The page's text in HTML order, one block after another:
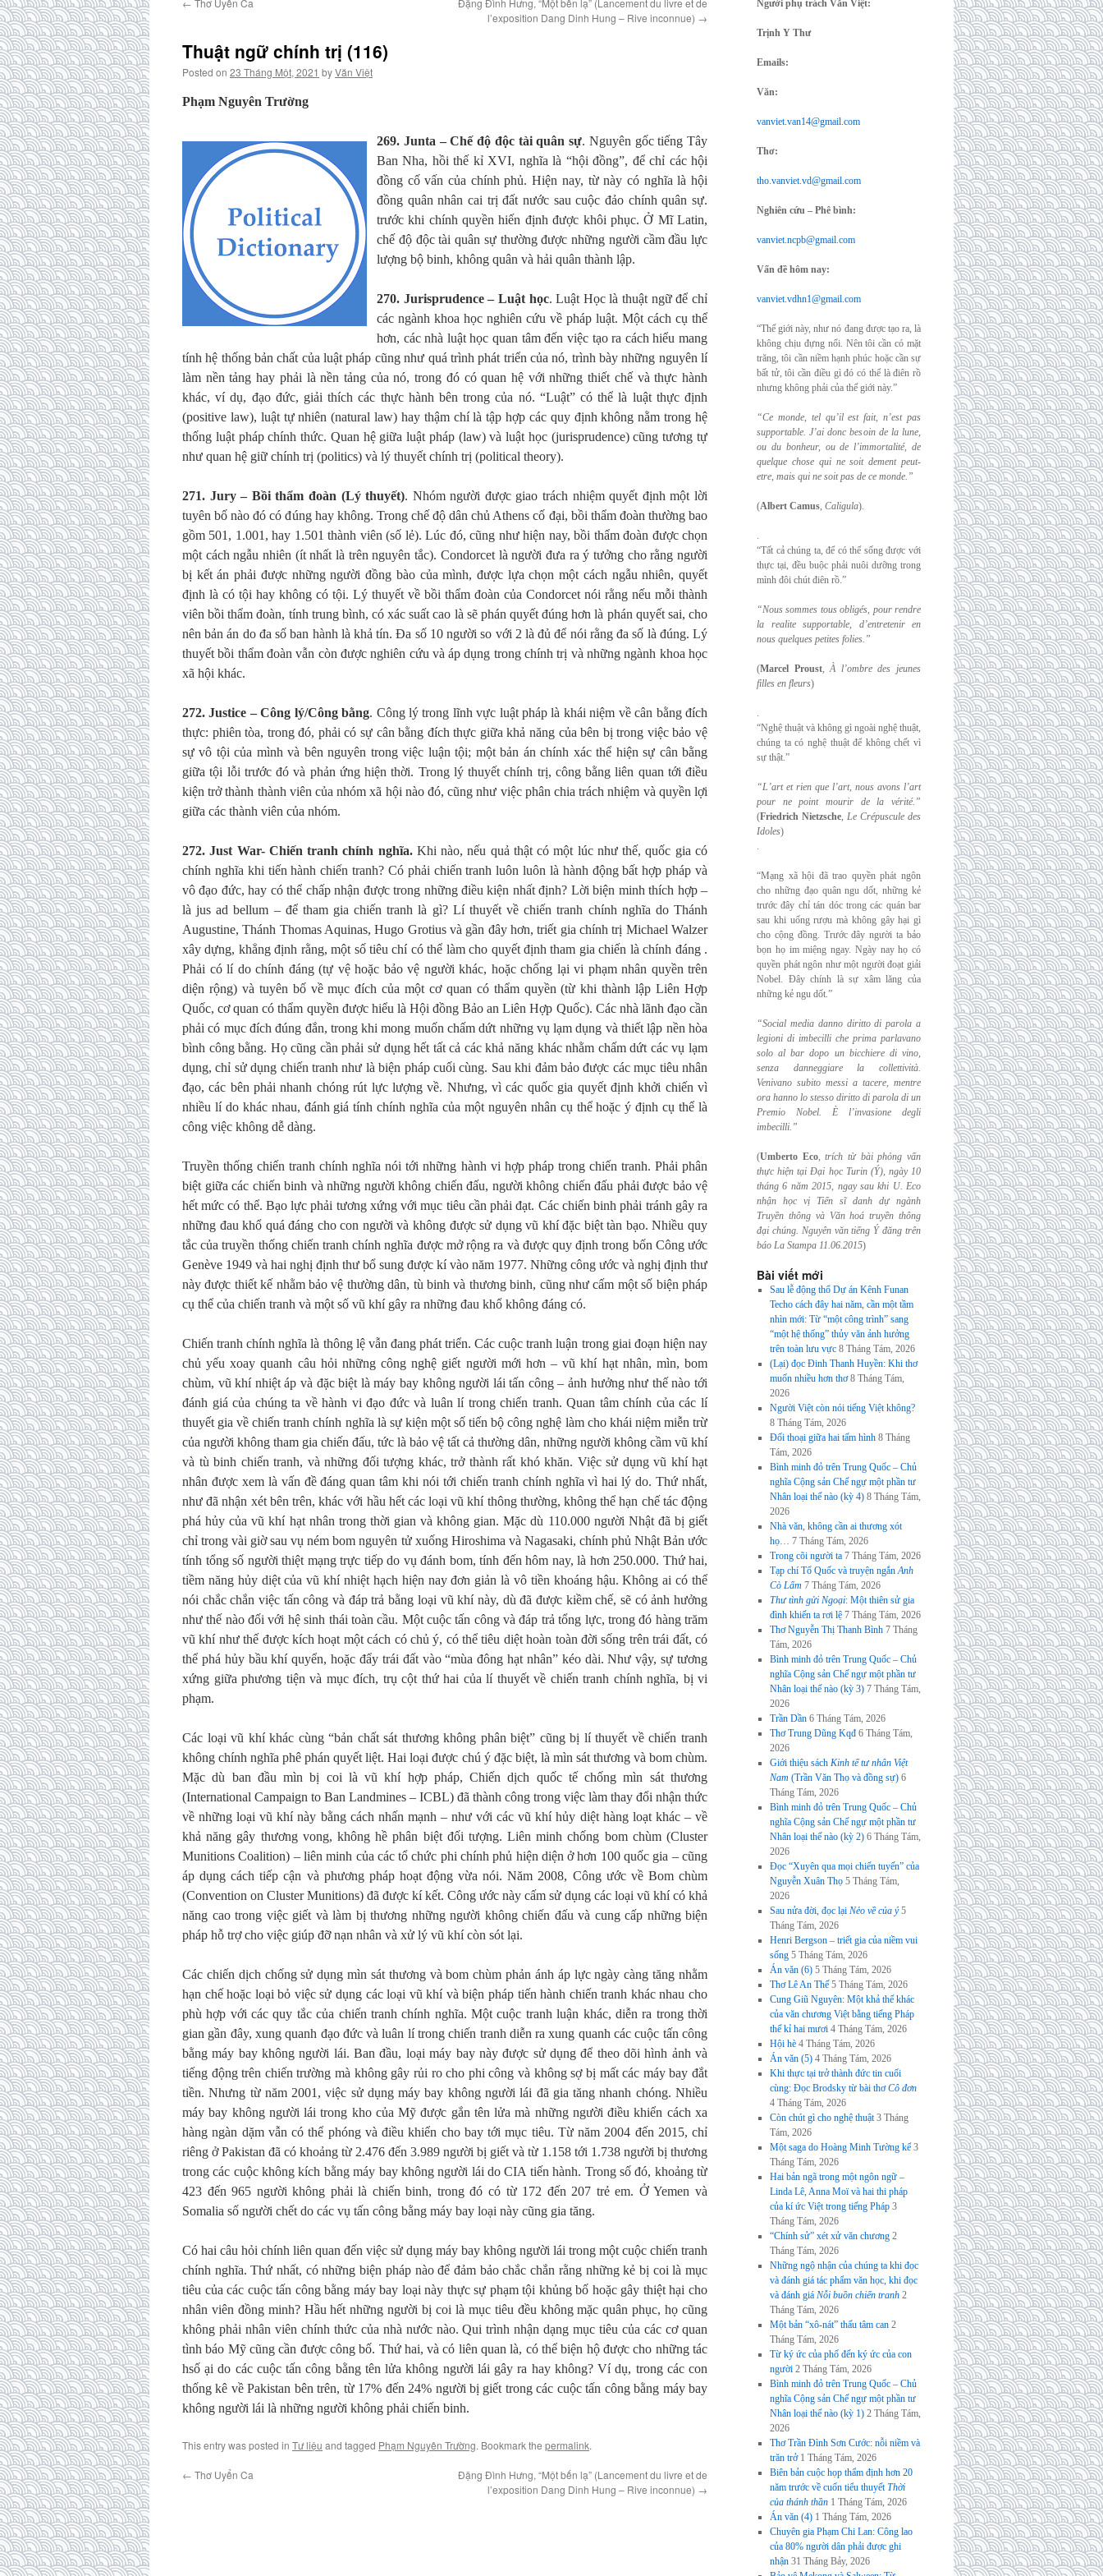
← Thơ Uyển Ca
Đặng Đình Hưng, “Một bến lạ” (Lancement du livre et de
l’exposition Dang Dinh Hung – Rive inconnue) →
Thuật ngữ chính trị (116)
Posted on 23 Tháng Một, 2021 byVăn Việt
Phạm Nguyên Trường
269. Junta – Chế độ độc tài quân sự. Nguyên gốc tiếng Tây
Ban Nha, hồi thế kỉ XVI, nghĩa là “hội đồng”, để chỉ các hội
đồng cố vấn của chính phủ. Hiện nay, từ này có nghĩa là hội
đồng quân nhân cai trị đất nước sau cuộc đảo chính quân sự.
trước khi chính quyền hiến định được khôi phục. Ở Mĩ Latin,
chế độ độc tài quân sự thường được những người cầm đầu lực
lượng bộ binh, không quân và hải quân thành lập.
270. Jurisprudence – Luật học. Luật Học là thuật ngữ để chỉ
các ngành khoa học nghiên cứu về pháp luật. Một cách cụ thể
hơn, các nhà luật học quan tâm đến việc tạo ra cách hiểu mang
tính hệ thống bản chất của luật pháp cũng như quá trình phát triển của nó, trình bày những nguyên lí
làm nền tảng hay phải là nền tảng của nó, trong đó có quan hệ với những thiết chế và thực hành
khác, ví dụ, đạo đức, giải thích các thực hành bên trong của nó. “Luật” có thể là luật thực định
(positive law), luật tự nhiên (natural law) hay thậm chí là tập hợp các quy định không nằm trong hệ
thống luật pháp chính thức. Quan hệ giữa luật pháp (law) và luật học (jurisprudence) cũng tương tự
như quan hệ giữ chính trị (politics) và lý thuyết chính trị (political theory).
271. Jury – Bồi thẩm đoàn (Lý thuyết). Nhóm người được giao trách nhiệm quyết định một lời
tuyên bố nào đó có đúng hay không. Trong chế độ dân chủ Athens cố đại, bồi thẩm đoàn thường bao
gồm 501, 1.001, hay 1.501 thành viên (số lẻ). Lúc đó, cũng như hiện nay, bồi thẩm đoàn được chọn
một cách ngẫu nhiên (ít nhất là trên nguyên tắc). Condorcet là người đưa ra ý tưởng cho rằng người
bị kết án phải được những người đồng bào của mình, được lựa chọn một cách ngẫu nhiên, quyết
định là có tội hay không có tội. Lý thuyết về bồi thẩm đoàn của Condorcet nói rằng nếu mỗi thành
viên bồi thẩm đoàn, tính trung bình, có xác suất cao là sẽ phán quyết đúng hơn là phán quyết sai, cho
nên bản án do đa số ban hành là khả tín. Đa số 10 người so với 2 là đủ để nói rằng đa số là đúng. Lý
thuyết bồi thẩm đoàn vẫn còn được nghiên cứu và áp dụng trong chính trị và những ngành khoa học
xã hội khác.
272. Justice – Công lý/Công bằng. Công lý trong lĩnh vực luật pháp là khái niệm về cân bằng đích
thực: phiên tòa, trong đó, phải có sự cân bằng đích thực giữa khả năng của bên bị trong việc bảo vệ
sự vô tội của mình và bên nguyên trong việc luận tội; một bản án chính xác thể hiện sự cân bằng
giữa tội lỗi trước đó và phản ứng hiện thời. Trong lý thuyết chính trị, công bằng liên quan tới điều
kiện trở thành thành viên của nhóm xã hội nào đó, cũng như việc phân chia trách nhiệm và quyền lợi
giữa các thành viên của nhóm.
272. Just War- Chiến tranh chính nghĩa. Khi nào, nếu quả thật có một lúc như thế, quốc gia có
chính nghĩa khi tiến hành chiến tranh? Có phải chiến tranh luôn luôn là hành động bất hợp pháp và
vô đạo đức, hay có thể chấp nhận được trong những điều kiện nhất định? Lời biện minh thích hợp –
là jus ad bellum – để tham gia chiến tranh là gì? Lí thuyết về chiến tranh chính nghĩa do Thánh
Augustine, Thánh Thomas Aquinas, Hugo Grotius và gần đây hơn, triết gia chính trị Michael Walzer
xây dựng, khẳng định rằng, một số tiêu chí có thể làm cho quyết định tham gia chiến là chính đáng .
Phải có lí do chính đáng (tự vệ hoặc bảo vệ người khác, hoặc chống lại vi phạm nhân quyền trên
diện rộng) và tuyên bố về mục đích của một cơ quan có thẩm quyền (từ khi thành lập Liên Hợp
Quốc, cơ quan có thẩm quyền được hiểu là Hội đồng Bảo an Liên Hợp Quốc). Các nhà lãnh đạo cần
phải có mục đích đúng đắn, trong khi mong muốn chấm dứt những vụ lạm dụng và thiết lập nền hòa
bình công bằng. Họ cũng cần phải sử dụng hết tất cả các khả năng khác nhằm chấm dứt các vụ lạm
dụng, chỉ sử dụng chiến tranh như là biện pháp cuối cùng. Sau khi đảm bảo được các mục tiêu nhân
đạo, các bên phải nhanh chóng rút lực lượng về. Nhưng, vì các quốc gia quyết định khởi chiến vì
nhiều lí do khác nhau, đánh giá tính chính nghĩa của một nguyên nhân cụ thể hoặc ý định cụ thể là
công việc không dễ dàng.
Truyền thống chiến tranh chính nghĩa nói tới những hành vi hợp pháp trong chiến tranh. Phải phân
biệt giữa các chiến binh và những người không chiến đấu, người không chiến đấu phải được bảo vệ
hết mức có thể. Bạo lực phải tương xứng với mục tiêu cần phải đạt. Các chiến binh phải tránh gây ra
những đau khổ quá đáng cho con người và không được sử dụng vũ khí đặc biệt tàn bạo. Nhiều quy
tắc của truyền thống chiến tranh chính nghĩa được mở rộng ra và được quy định trong bốn Công ước
Genève 1949 và hai nghị định thư bổ sung được kí vào năm 1977. Những công ước và nghị định thư
này được thiết kế nhằm bảo vệ thường dân, tù binh và thương binh, cũng như cấm một số biện pháp
cụ thể của chiến tranh và một số vũ khí gây ra những đau khổ không đáng có.
Chiến tranh chính nghĩa là thông lệ vẫn đang phát triển. Các cuộc tranh luận trong giai đoạn hiện nay
chủ yếu xoay quanh câu hỏi những công nghệ giết người mới hơn – vũ khí hạt nhân, mìn, bom
chùm, vũ khí nhiệt áp và đặc biệt là máy bay không người lái tấn công – ảnh hưởng như thế nào tới
đánh giá của chúng ta về hành vi đạo đức và luân lí trong chiến tranh. Quan tâm chính của các lí
thuyết gia về chiến tranh chính nghĩa là sự kiện một số tiến bộ công nghệ làm cho khái niệm miễn trừ
của người không tham gia chiến đấu, tức là bảo vệ tất cả thường dân, những người không cầm vũ khí
và tù binh chiến tranh, và những đối tượng khác, trở thành rất khó khăn. Việc sử dụng vũ khí hạt
nhân được xem là vấn đề đáng quan tâm khi nói tới chiến tranh chính nghĩa vì hai lý do. Thứ nhất,
như đã nhận xét bên trên, khác với hầu hết các loại vũ khí thông thường, không thể hạn chế tác động
phá hủy của vũ khí hạt nhân trong thời gian và không gian. Mặc dù 110.000 người Nhật đã bị giết
chỉ trong vài giờ sau vụ ném bom nguyên tử xuống Hiroshima và Nagasaki, chính phủ Nhật Bản ước
tính tổng số người thiệt mạng trực tiếp do vụ đánh bom, tính đến hôm nay, là hơn 250.000. Thứ hai,
tiềm năng hủy diệt của vũ khí nhiệt hạch hiện nay đơn giản là vô tiền khoáng hậu. Không ai có thể
nói chắc chắn việc tấn công và đáp trả bằng loại vũ khí này, dù đã được kiềm chế, sẽ có ảnh hưởng
như thế nào đối với hệ sinh thái toàn cầu. Một cuộc tấn công và đáp trả tổng lực, trong đó hàng trăm
vũ khí như thế được kích hoạt một cách có chủ ý, có thể tiêu diệt hoàn toàn đời sống trên trái đất, có
thể phá hủy bầu khí quyển, hoặc đẩy trái đất vào “mùa đông hạt nhân” kéo dài. Như vậy, sự tương
xứng giữa phương tiện và mục đích, trụ cột thứ hai của lí thuyết về chiến tranh chính nghĩa, bị vi
phạm.
Các loại vũ khí khác cùng “bản chất sát thương không phân biệt” cũng bị lí thuyết về chiến tranh
không chính nghĩa phê phán quyết liệt. Hai loại được chú ý đặc biệt, là mìn sát thương và bom chùm.
Mặc dù ban đầu mìn bị coi là vũ khí hợp pháp, Chiến dịch quốc tế chống mìn sát thương
(International Campaign to Ban Landmines – ICBL) đã thành công trong việc làm thay đổi nhận thức
về những loại vũ khí này bằng cách nhấn mạnh – như với các vũ khí hủy diệt hàng loạt khác – về
khả năng gây thương vong, không hề phân biệt đối tượng. Liên minh chống bom chùm (Cluster
Munitions Coalition) – liên minh của các tổ chức phi chính phủ hiện diện ở hơn 100 quốc gia – cũng
áp dụng cách tiếp cận và phương pháp hoạt động vừa nói. Năm 2008, Công ước về Bom chùm
(Convention on Cluster Munitions) đã được kí kết. Công ước này cấm sử dụng các loại vũ khí có khả
năng cao trong việc giết và làm bị thương những người không chiến đấu và cung cấp những biện
pháp hỗ trợ cho việc giúp đỡ nạn nhân và xử lý vũ khí còn sót lại.
Các chiến dịch chống sử dụng mìn sát thương và bom chùm phản ánh áp lực ngày càng tăng nhằm
hạn chế hoặc loại bỏ việc sử dụng các loại vũ khí và biện pháp tiến hành chiến tranh khác nhau cho
phù hợp với các quy tắc của chiến tranh chính nghĩa. Một cuộc tranh luận khác, diễn ra trong thời
gian gần đây, xung quanh đạo đức và luân lí trong chiến tranh diễn ra xung quanh các cuộc tấn công
bằng máy bay không người lái. Ban đầu, loại máy bay này được sử dụng để theo dõi hình ảnh và
tiếng động trên chiến trường mà không gây rủi ro cho phi công và không sợ bị mất các máy bay đắt
tiền. Nhưng từ năm 2001, việc sử dụng máy bay không người lái đã gia tăng nhanh chóng. Nhiều
máy bay không người lái trong kho của Mỹ được gắn tên lửa mà những người điều khiển cách xa
hàng ngàn dặm vẫn có thể phóng và điều khiển cho bay tới mục tiêu. Từ năm 2004 đến 2015, chỉ
riêng ở Pakistan đã có khoảng từ 2.476 đến 3.989 người bị giết và từ 1.158 tới 1.738 người bị thương
trong các cuộc không kích bằng máy bay không người lái do CIA tiến hành. Trong số đó, khoảng từ
423 đến 965 người không phải là chiến binh, trong đó có từ 172 đến 207 trẻ em. Ở Yemen và
Somalia số người chết do các vụ tấn công bằng máy bay loại này cũng gia tăng.
Có hai câu hỏi chính liên quan đến việc sử dụng máy bay không người lái trong một cuộc chiến tranh
chính nghĩa. Thứ nhất, có những biện pháp nào để đảm bảo chắc chắn rằng những kẻ bị coi là mục
tiêu của các cuộc tấn công bằng máy bay loại này thực sự phạm tội khủng bố hoặc gây thiệt hại cho
nhân viên đồng minh? Hầu hết những người bị coi là mục tiêu đều không mặc quân phục, họ cũng
không phải nhân viên chính thức của nhà nước nào. Qui trình nhận dạng mục tiêu của các cơ quan
tình báo Mỹ cũng cần được công bố. Thứ hai, và có liên quan là, có thể biện hộ được cho những tác
hsố ại do các cuộc tấn công bằng tên lửa không người lái gây ra hay không? Ví dụ, trong các con
thống kê về Pakistan bên trên, từ 17% đến 24% người bị giết trong các cuộc tấn công bằng máy bay
không người lái là những người không phải chiến binh.
This entry was posted in Tư liệu and tagged Phạm Nguyên Trường. Bookmark the permalink.
← Thơ Uyển Ca
Đặng Đình Hưng, “Một bến lạ” (Lancement du livre et de
l’exposition Dang Dinh Hung – Rive inconnue) →
Người phụ trách Văn Việt:
Trịnh Y Thư
Emails:
Văn:
vanviet.van14@gmail.com
Thơ:
tho.vanviet.vd@gmail.com
Nghiên cứu – Phê bình:
vanviet.ncpb@gmail.com
Vấn đề hôm nay:
vanviet.vdhn1@gmail.com
“Thế giới này, như nó đang được tạo ra, là
không chịu đựng nổi. Nên tôi cần có mặt
trăng, tôi cần niềm hạnh phúc hoặc cần sự
bất tử, tôi cần điều gì đó có thể là điên rồ
nhưng không phải của thế giới này.”
“Ce monde, tel qu’il est fait, n’est pas
supportable. J’ai donc besoin de la lune,
ou du bonheur, ou de l’immortalité, de
quelque chose qui ne soit dement peut-
etre, mais qui ne soit pas de ce monde.”
(Albert Camus, Caligula).
.
“Tất cả chúng ta, để có thể sống được với
thực tại, đều buộc phải nuôi dưỡng trong
mình đôi chút điên rồ.”
“Nous sommes tous obligés, pour rendre
la realite supportable, d’entretenir en
nous quelques petites folies.”
(Marcel Proust,À l’ombre des jeunes
filles en fleurs)
.
“Nghệ thuật và không gì ngoài nghệ thuật,
chúng ta có nghệ thuật để không chết vì
sự thật.”
“L’art et rien que l’art, nous avons l’art
pour ne point mourir de la vérité.”
(Friedrich Nietzsche, Le Crépuscule des
Idoles)
.
“Mạng xã hội đã trao quyền phát ngôn
cho những đạo quân ngu dốt, những kẻ
trước đây chỉ tán dóc trong các quán bar
sau khi uống rượu mà không gây hại gì
cho cộng đồng. Trước đây người ta bảo
bọn họ im miệng ngay. Ngày nay họ có
quyền phát ngôn như một người đoạt giải
Nobel. Đây chính là sự xâm lăng của
những kẻ ngu dốt.”
“Social media danno diritto di parola a
legioni di imbecilli che prima parlavano
solo albar dopo un bicchiere di vino,
senza danneggiare la collettività.
Venivano subito messi a tacere, mentre
ora hanno lo stesso diritto di parola di un
Premio Nobel. È l’invasione degli
imbecilli.”
(Umberto Eco,trích từ bài phỏng vấn
thực hiện tại Đại học Turin (Ý), ngày 10
tháng 6 năm 2015, ngay sau khi U. Eco
nhận học vị Tiến sĩ danh dự ngành
Truyền thông và Văn hoá truyền thông
đại chúng. Nguyên văn tiếng Ý đăng trên
báo La Stampa 11.06.2015)
Bài viết mới
Sau lễ động thổ Dự án Kênh Funan
Techo cách đây hai năm, cần một tầm
nhìn mới: Từ “một công trình” sang
“một hệ thống” thủy văn ảnh hưởng
trên toàn lưu vực 8 Tháng Tám, 2026
(Lại) đọc Đinh Thanh Huyền: Khi thơ
muốn nhiều hơn thơ 8 Tháng Tám,
2026
Người Việt còn nói tiếng Việt không?
8 Tháng Tám, 2026
Đối thoại giữa hai tấm hình 8 Tháng
Tám, 2026
Bình minh đỏ trên Trung Quốc – Chủ
nghĩa Cộng sản Chế ngự một phần tư
Nhân loại thế nào (kỳ 4) 8 Tháng Tám,
2026
Nhà văn, không cần ai thương xót
họ… 7 Tháng Tám, 2026
Trong cõi người ta 7 Tháng Tám, 2026
Tạp chí Tổ Quốc và truyện ngắnAnh
Cò Lấm 7 Tháng Tám, 2026
Thư tình gửi Ngoại: Một thiên sử gia
đình khiến ta rơi lệ 7 Tháng Tám, 2026
Thơ Nguyễn Thị Thanh Bình 7 Tháng
Tám, 2026
Bình minh đỏ trên Trung Quốc – Chủ
nghĩa Cộng sản Chế ngự một phần tư
Nhân loại thế nào (kỳ 3) 7 Tháng Tám,
2026
Trần Dần 6 Tháng Tám, 2026
Thơ Trung Dũng Kqđ 6 Tháng Tám,
2026
Giới thiệu sách Kinh tế tư nhân Việt
Nam (Trần Văn Thọ và đồng sự) 6
Tháng Tám, 2026
Bình minh đỏ trên Trung Quốc – Chủ
nghĩa Cộng sản Chế ngự một phần tư
Nhân loại thế nào (kỳ 2) 6 Tháng Tám,
2026
Đọc “Xuyên qua mọi chiến tuyến” của
Nguyễn Xuân Thọ 5 Tháng Tám,
2026
Sau nửa đời, đọc lại Nẻo về của ý 5
Tháng Tám, 2026
Henri Bergson – triết gia của niềm vui
sống 5 Tháng Tám, 2026
Án văn (6) 5 Tháng Tám, 2026
Thơ Lê An Thế 5 Tháng Tám, 2026
Cung Giũ Nguyên: Một khả thể khác
của văn chương Việt bằng tiếng Pháp
thế kỉ hai mươi 4 Tháng Tám, 2026
Hội hè 4 Tháng Tám, 2026
Án văn (5) 4 Tháng Tám, 2026
Khi thực tại trở thành đức tin cuối
cùng: Đọc Brodsky từ bài thơCô đơn
4 Tháng Tám, 2026
Còn chút gì cho nghệ thuật 3 Tháng
Tám, 2026
Một saga do Hoàng Minh Tường kể 3
Tháng Tám, 2026
Hai bản ngã trong một ngôn ngữ –
Linda Lê, Anna Moï và hai thi pháp
của kí ức Việt trong tiếng Pháp 3
Tháng Tám, 2026
“Chính sử” xét xử văn chương 2
Tháng Tám, 2026
Những ngộ nhận của chúng ta khi đọc
và đánh giá tác phẩm văn học, khi đọc
và đánh giá Nỗi buồn chiến tranh 2
Tháng Tám, 2026
Một bản “xô-nát” thấu tâm can 2
Tháng Tám, 2026
Từ ký ức của phố đến ký ức của con
người 2 Tháng Tám, 2026
Bình minh đỏ trên Trung Quốc – Chủ
nghĩa Cộng sản Chế ngự một phần tư
Nhân loại thế nào (kỳ 1) 2 Tháng Tám,
2026
Thơ Trần Đình Sơn Cước: nỗi niềm và
trăn trở 1 Tháng Tám, 2026
Biên bản cuộc họp thẩm định hơn 20
năm trước về cuốn tiểu thuyếtThời
của thánh thần 1 Tháng Tám, 2026
Án văn (4) 1 Tháng Tám, 2026
Chuyên gia Phạm Chi Lan: Công lao
của 80% người dân phải được ghi
nhận 31 Tháng Bảy, 2026